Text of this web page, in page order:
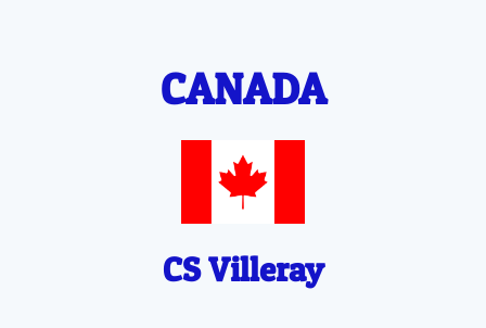
CANADA
CS Villeray